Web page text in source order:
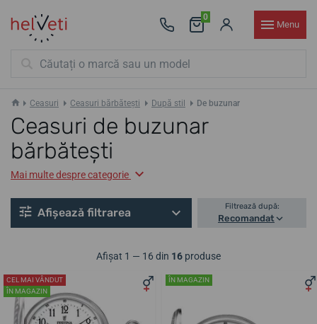
0
Menu
Ceasuri Ceasuri bărbătești După stil De buzunar
Ceasuri de buzunar
bărbătești
Mai multe despre categorie
Afișează filtrarea Filtrează după:
Recomandat
Afișat 1 — 16 din 16 produse
CEL MAI VÂNDUT
ÎN MAGAZIN
ÎN MAGAZIN